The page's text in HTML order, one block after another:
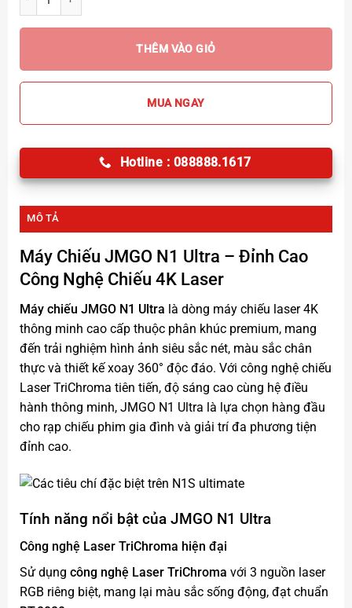
THÊM VÀO GIỎ
MUA NGAY
Hotline : 088888.1617
MÔ TẢ
Máy Chiếu JMGO N1 Ultra – Đỉnh Cao
Công Nghệ Chiếu 4K Laser
Máy chiếu JMGO N1 Ultra là dòng máy chiếu laser 4K
thông minh cao cấp thuộc phân khúc premium, mang
đến trải nghiệm hình ảnh siêu sắc nét, màu sắc chân
thực và thiết kế xoay 360° độc đáo. Với công nghệ chiếu
Laser TriChroma tiên tiến, độ sáng cao cùng hệ điều
hành thông minh, JMGO N1 Ultra là lựa chọn hàng đầu
cho rạp chiếu phim gia đình và giải trí đa phương tiện
đỉnh cao.
Tính năng nổi bật của JMGO N1 Ultra
Công nghệ Laser TriChroma hiện đại
Sử dụng công nghệ Laser TriChroma với 3 nguồn laser
RGB riêng biệt, mang lại màu sắc sống động, đạt chuẩn